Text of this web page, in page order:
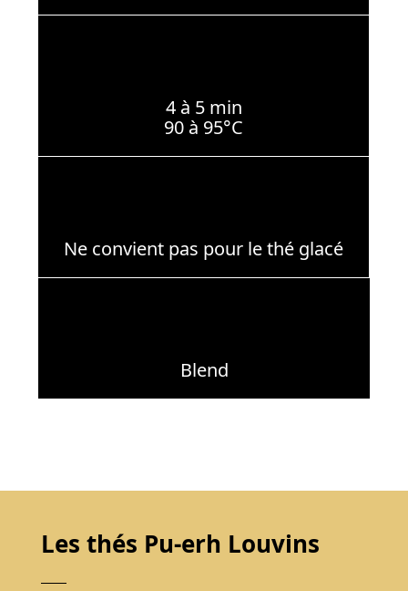
4 à 5 min
90 à 95°C
Ne convient pas pour le thé glacé
Blend
Les thés Pu-erh Louvins